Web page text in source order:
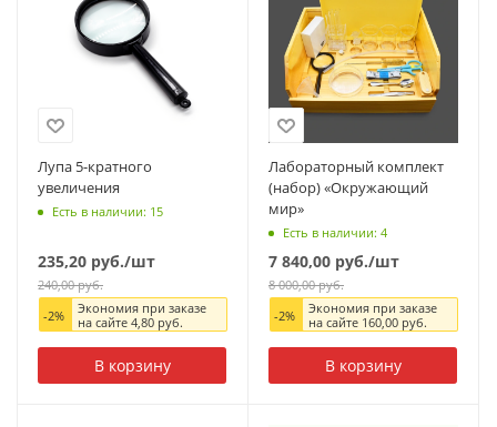
Лупа 5-кратного
увеличения
Есть в наличии: 15
235,20 руб./шт
240,00руб.
-2%
Экономия при заказе
на сайте 4,80руб.
В корзину
Лабораторный комплект
(набор) «Окружающий
мир»
Есть в наличии: 4
7 840,00 руб./шт
8 000,00руб.
-2%
Экономия при заказе
на сайте 160,00руб.
В корзину